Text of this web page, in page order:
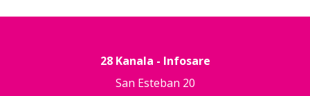
28 Kanala - Infosare
San Esteban 20